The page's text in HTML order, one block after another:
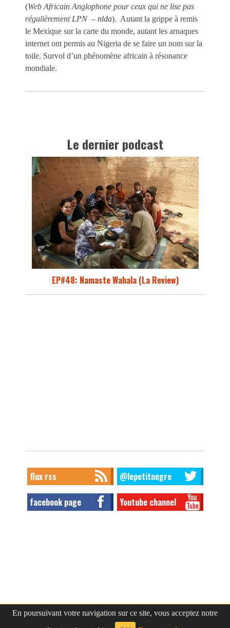
En poursuivant votre navigation sur ce site, vous acceptez notre
(Web Africain Anglophone pour ceux qui ne lise pas
régulièrement LPN – nlda). Autant la grippe à remis
le Mexique sur la carte du monde, autant les arnaques
internet ont permis au Nigeria de se faire un nom sur la
toile. Survol d’un phénomène africain à résonance
mondiale.
Le dernier podcast
EP#48: Namaste Wahala (La Review)
flux rss @lepetitnegre
facebook page Youtube channel